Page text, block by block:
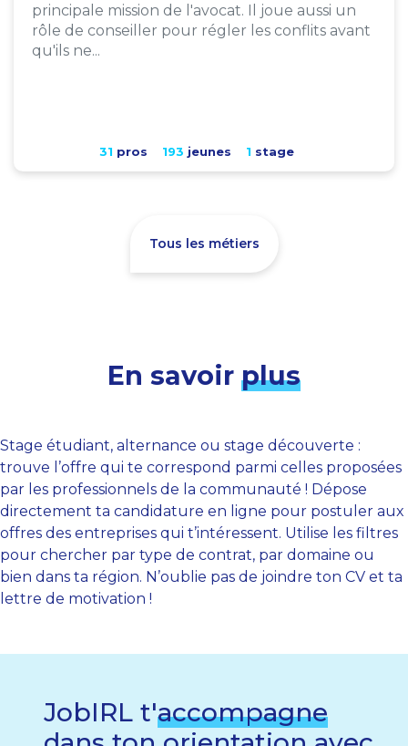
principale mission de l'avocat. Il joue aussi un
rôle de conseiller pour régler les conflits avant
qu'ils ne...
31 pros 193 jeunes 1 stage
Tous les métiers
En savoir plus
Stage étudiant, alternance ou stage découverte :
trouve l’offre qui te correspond parmi celles proposées
par les professionnels de la communauté ! Dépose
directement ta candidature en ligne pour postuler aux
offres des entreprises qui t’intéressent. Utilise les filtres
pour chercher par type de contrat, par domaine ou
bien dans ta région. N’oublie pas de joindre ton CV et ta
lettre de motivation !
JobIRL t'accompagne